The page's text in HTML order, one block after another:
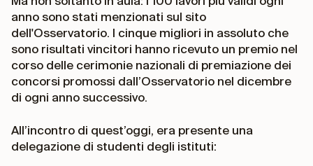
anno sono stati menzionati sul sito
dell'Osservatorio. I cinque migliori in assoluto che
sono risultati vincitori hanno ricevuto un premio nel
corso delle cerimonie nazionali di premiazione dei
concorsi promossi dall’Osservatorio nel dicembre
di ogni anno successivo.
All’incontro di quest’oggi, era presente una
delegazione di studenti degli istituti: